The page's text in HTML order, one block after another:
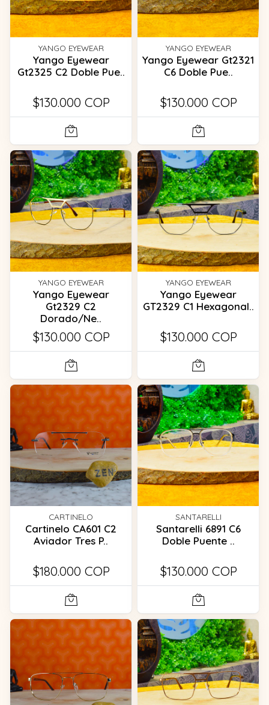
YANGO EYEWEAR
Yango Eyewear
Gt2325 C2 Doble Pue..
$130.000 COP
YANGO EYEWEAR
Yango Eyewear Gt2321
C6 Doble Pue..
$130.000 COP
YANGO EYEWEAR
Yango Eyewear
Gt2329 C2
Dorado/Ne..
$130.000 COP
YANGO EYEWEAR
Yango Eyewear
GT2329 C1 Hexagonal..
$130.000 COP
CARTINELO
Cartinelo CA601 C2
Aviador Tres P..
$180.000 COP
SANTARELLI
Santarelli 6891 C6
Doble Puente ..
$130.000 COP